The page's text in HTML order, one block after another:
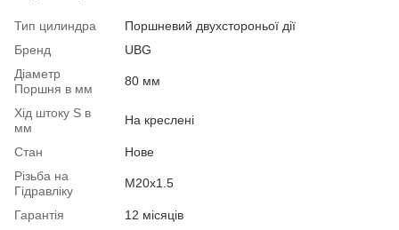
Тип цилиндра
Поршневий двухстороньої дії
Бренд
UBG
Діаметр
Поршня в мм
80 мм
Хід штоку S в
мм
На креслені
Стан
Нове
Різьба на
Гідравліку
М20х1.5
Гарантія
12 місяців